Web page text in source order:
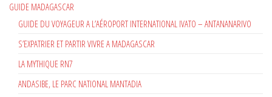
GUIDE MADAGASCAR
GUIDE DU VOYAGEUR A L’AÉROPORT INTERNATIONAL IVATO – ANTANANARIVO
S’EXPATRIER ET PARTIR VIVRE A MADAGASCAR
LA MYTHIQUE RN7
ANDASIBE, LE PARC NATIONAL MANTADIA